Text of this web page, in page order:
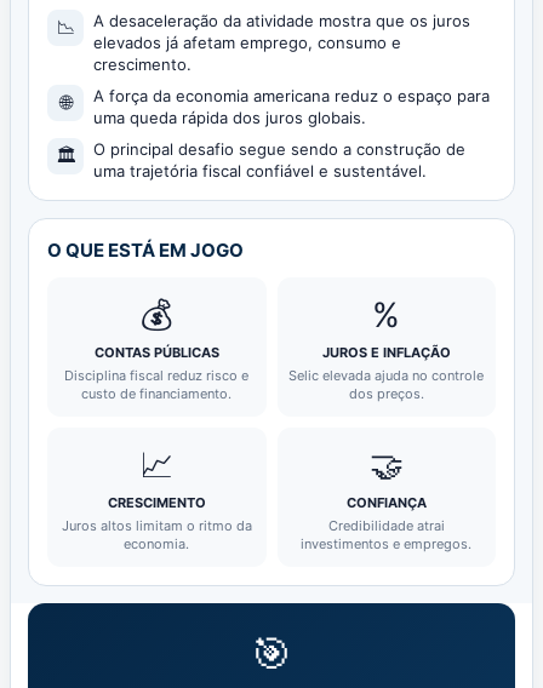
📉
A desaceleração da atividade mostra que os juros
elevados já afetam emprego, consumo e
crescimento.
🌐
A força da economia americana reduz o espaço para
uma queda rápida dos juros globais.
🏛️
O principal desafio segue sendo a construção de
uma trajetória fiscal confiável e sustentável.
O QUE ESTÁ EM JOGO
💰
CONTAS PÚBLICAS
Disciplina fiscal reduz risco e
custo de financiamento.
%
JUROS E INFLAÇÃO
Selic elevada ajuda no controle
dos preços.
📈
CRESCIMENTO
Juros altos limitam o ritmo da
economia.
🤝
CONFIANÇA
Credibilidade atrai
investimentos e empregos.
🎯